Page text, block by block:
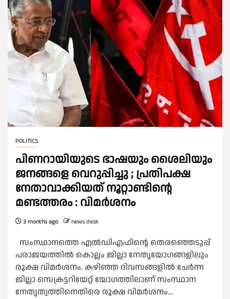
POLITICS
പിണറായിയുടെ ഭാഷയും ശൈലിയും
ജനങ്ങളെ വെറുപ്പിച്ചു ; പ്രതിപക്ഷ
നേതാവാക്കിയത് നൂറ്റാണ്ടിന്റെ
മണ്ടത്തരം : വിമ‍‍‍‍‍‍ര്‍ശനം
3 months ago news desk
സംസ്ഥാനത്തെ എല്‍ഡിഎഫിന്റെ തെരഞ്ഞെടുപ്പ്
പരാജയത്തില്‍ കൊല്ലം ജില്ലാ നേതൃയോഗങ്ങളിലും
രൂക്ഷ വിമര്‍ശനം. കഴിഞ്ഞ ദിവസങ്ങളില്‍ ചേര്‍ന്ന
ജില്ലാ സെക്രട്ടറിയേറ്റ് യോഗത്തിലാണ് സംസ്ഥാന
നേതൃത്വത്തിനെതിരെ രൂക്ഷ വിമര്‍ശനം...